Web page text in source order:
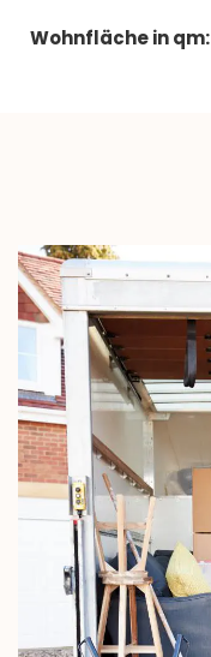
Wohnfläche in qm: